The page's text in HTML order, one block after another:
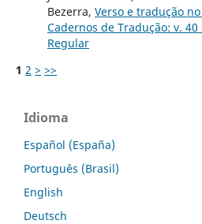
Bezerra, Verso e tradução
Cadernos de Tradução: v. 40
Regular
1 2 > >>
Idioma
Español (España)
Português (Brasil)
English
Deutsch